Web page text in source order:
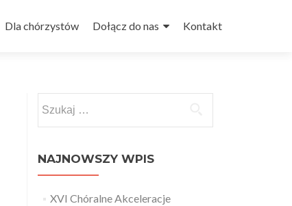
Dla chórzystów Dołącz do nas Kontakt
NAJNOWSZY WPIS
XVI Chóralne Akceleracje